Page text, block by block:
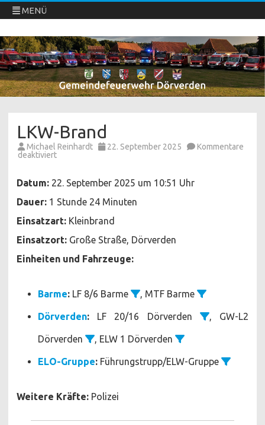
MENÜ
Freiwillige Feuerwehren Dörverden
Direkt
zum
Inhalt
springen
LKW-Brand
Michael Reinhardt 22. September 2025
Kommentare
deaktiviertfür
Datum: 22. September 2025 um 10:51 Uhr
Dauer: 1 Stunde 24 Minuten
Einsatzart: Kleinbrand
Einsatzort: Große Straße, Dörverden
Einheiten und Fahrzeuge:
Barme: LF 8/6 Barme , MTF Barme
Dörverden: LF 20/16 Dörverden , GW-L2
Dörverden , ELW 1 Dörverden
ELO-Gruppe: Führungstrupp/ELW-Gruppe
Weitere Kräfte: Polizei